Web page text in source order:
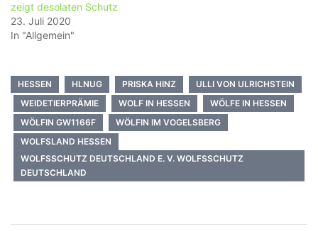
zeigt desolaten Schutz
23. Juli 2020
In "Allgemein"
HESSEN HLNUG PRISKA HINZ
ULLI VON ULRICHSTEIN
WEIDETIERPRÄMIE
WOLF IN HESSEN
WÖLFE IN HESSEN
WÖLFIN GW1166F
WÖLFIN IM VOGELSBERG
WOLFSLAND HESSEN
WOLFSSCHUTZ DEUTSCHLAND E. V. WOLFSSCHUTZ
DEUTSCHLAND